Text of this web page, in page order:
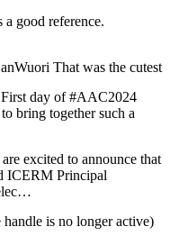
good reference.
That was the cutest
day of #AAC2024
bring together such a
excited to announce that
ICERM Principal
is no longer active)